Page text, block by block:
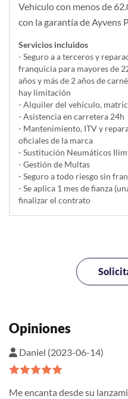
Vehículo con menos de
con la garantía de Ayvens
Servicios incluidos
- Seguro a a terceros y
franquicia para mayores de
años y más de 2 años de
hay limitación
- Alquiler del vehí­culo,
- Asistencia en carretera 24h
- Mantenimiento, ITV y
oficiales de la marca
- Sustitución Neumáticos
- Gestión de Multas
- Seguro a todo riesgo sin
- Se aplica 1 mes de fianza
finalizar el contrato
Opiniones
Daniel (2023-06-14)
Me encanta desde su